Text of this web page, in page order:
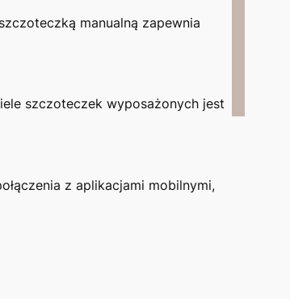
manualną zapewnia
szczoteczek wyposażonych jest
z aplikacjami mobilnymi,